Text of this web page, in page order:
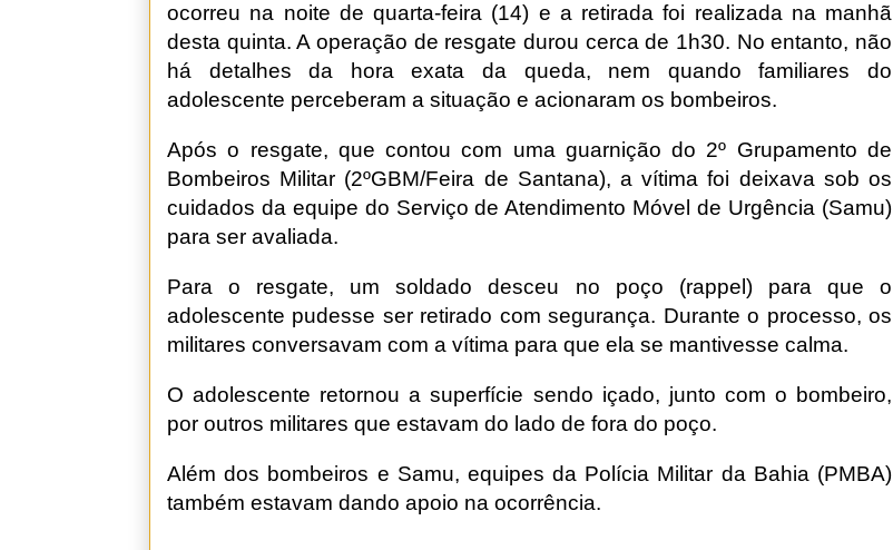
ocorreu na noite de quarta-feira (14) e a retirada foi realizada na manhã
desta quinta. A operação de resgate durou cerca de 1h30. No entanto, não
há detalhes da hora exata da queda, nem quando familiares do
adolescente perceberam a situação e acionaram os bombeiros.
Após o resgate, que contou com uma guarnição do 2º Grupamento de
Bombeiros Militar (2ºGBM/Feira de Santana), a vítima foi deixava sob os
cuidados da equipe do Serviço de Atendimento Móvel de Urgência (Samu)
para ser avaliada.
Para o resgate, um soldado desceu no poço (rappel) para que o
adolescente pudesse ser retirado com segurança. Durante o processo, os
militares conversavam com a vítima para que ela se mantivesse calma.
O adolescente retornou a superfície sendo içado, junto com o bombeiro,
por outros militares que estavam do lado de fora do poço.
Além dos bombeiros e Samu, equipes da Polícia Militar da Bahia (PMBA)
também estavam dando apoio na ocorrência.